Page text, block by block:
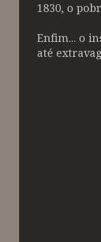
1830, o
Enfim... o
até